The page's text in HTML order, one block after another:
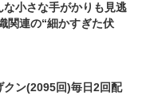
な小さな手がかりも見逃
関連の“細かすぎた伏
クン(2095回)毎日2回配